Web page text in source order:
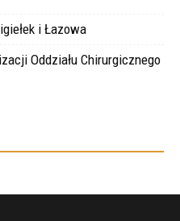
i Łazowa
Oddziału Chirurgicznego